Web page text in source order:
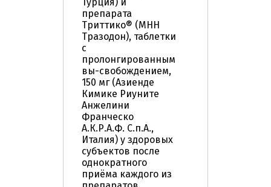
Турция) и
препарата
Триттико® (МНН
Тразодон), таблетки
с
пролонгированным
вы-свобождением,
150 мг (Азиенде
Кимике Риуните
Анжелини
Франческо
А.К.Р.А.Ф. С.п.А.,
Италия) у здоровых
субъектов после
однократного
приёма каждого из